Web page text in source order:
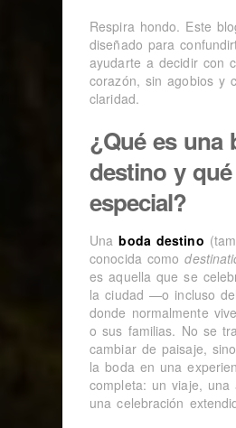
Respira hondo. Este
diseñado para
ayudarte a decidir con
corazón, sin agobios y
claridad.
¿Qué es una
destino y
especial?
Unaboda destino
conocida como
es aquella que se
la ciudad —o incluso
donde normalmente
o sus familias. No se
cambiar de paisaje,
la boda en una
completa: un viaje, una
una celebración